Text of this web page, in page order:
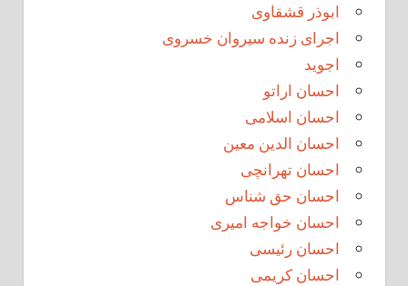
ابوذر قشقاوی
اجرای زنده سیروان خسروی
اجوید
احسان اراتو
احسان اسلامی
احسان الدین معین
احسان تهرانچی
احسان حق شناس
احسان خواجه امیری
احسان رئیسی
احسان کریمی